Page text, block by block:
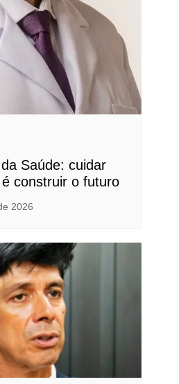
Saúde: cuidar
construir o futuro
2026